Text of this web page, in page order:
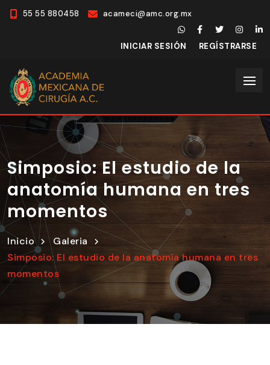
55 55 880458 acameci@amc.org.mx
INICIAR SESIÓN REGÍSTRARSE
Simposio: El estudio de la
anatomía humana en tres
momentos
Inicio
Galeria
Simposio: El estudio de la anatomía humana en tres
momentos